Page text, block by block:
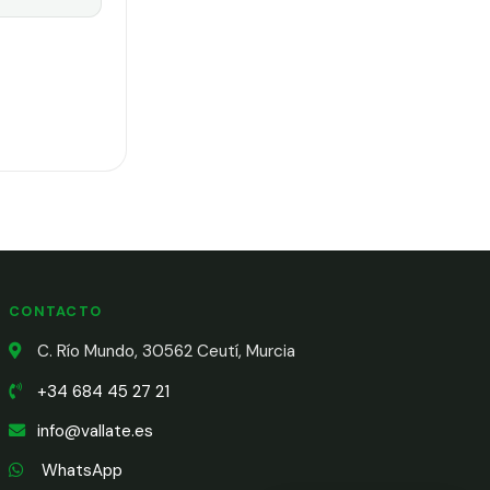
CONTACTO
C. Río Mundo, 30562 Ceutí, Murcia
+34 684 45 27 21
info@vallate.es
WhatsApp